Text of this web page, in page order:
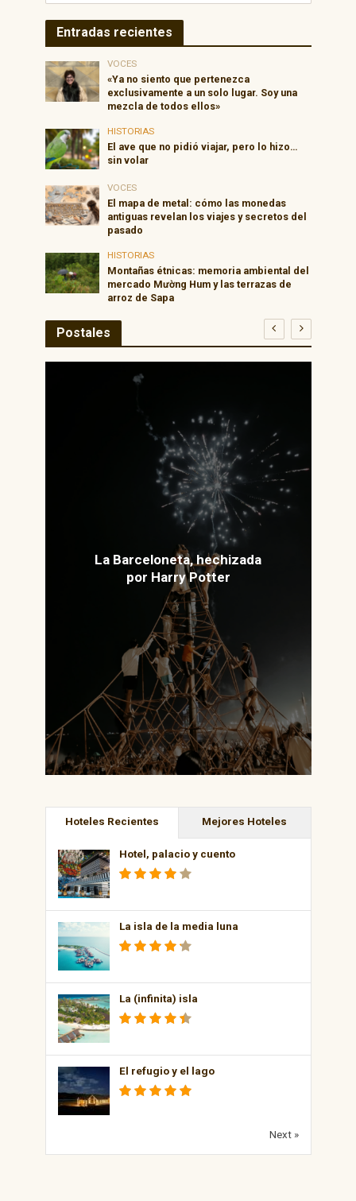
Entradas recientes
VOCES
«Ya no siento que pertenezca
exclusivamente a un solo lugar. Soy una
mezcla de todos ellos»
HISTORIAS
El ave que no pidió viajar, pero lo hizo…
sin volar
VOCES
El mapa de metal: cómo las monedas
antiguas revelan los viajes y secretos del
pasado
HISTORIAS
Montañas étnicas: memoria ambiental del
mercado Mường Hum y las terrazas de
arroz de Sapa
Postales
La Barceloneta, hechizada
por Harry Potter
Hoteles Recientes Mejores Hoteles
Hotel, palacio y cuento
La isla de la media luna
La (infinita) isla
El refugio y el lago
Next »